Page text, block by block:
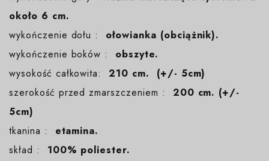
około 6 cm.
wykończenie dołu : ołowianka (obciążnik).
wykończenie boków : obszyte.
wysokość całkowita:210 cm. (+/- 5cm)
szerokość przed zmarszczeniem : 200 cm. (+/-
5cm)
tkanina : etamina.
skład : 100% poliester.